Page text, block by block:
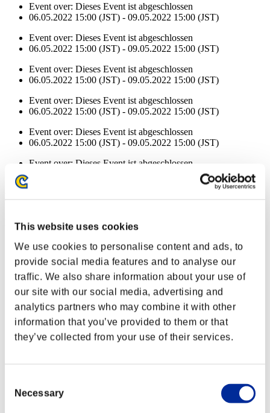
This website uses cookies
We use cookies to personalise content and ads, to
provide social media features and to analyse our
traffic. We also share information about your use of
our site with our social media, advertising and
analytics partners who may combine it with other
information that you’ve provided to them or that
they’ve collected from your use of their services.
Selection
Necessary
Event over: Dieses Event ist abgeschlossen
06.05.2022 15:00 (JST) - 09.05.2022 15:00 (JST)
Event over: Dieses Event ist abgeschlossen
06.05.2022 15:00 (JST) - 09.05.2022 15:00 (JST)
Event over: Dieses Event ist abgeschlossen
06.05.2022 15:00 (JST) - 09.05.2022 15:00 (JST)
Event over: Dieses Event ist abgeschlossen
06.05.2022 15:00 (JST) - 09.05.2022 15:00 (JST)
Event over: Dieses Event ist abgeschlossen
06.05.2022 15:00 (JST) - 09.05.2022 15:00 (JST)
Event over: Dieses Event ist abgeschlossen
06.05.2022 15:00 (JST) - 09.05.2022 15:00 (JST)
Event-Belohnungen
Nach Leistung
Abschnitte abgeschlossen: 5 oder mehr
Nahstrecke
Abschnitte abgeschlossen: 10 oder mehr
Schnellladen
Lv.10
Abschnitte abgeschlossen: 15 oder mehr